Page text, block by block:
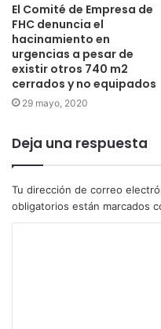
El Comité de Empresa de
FHC denuncia el
hacinamiento en
urgencias a pesar de
existir otros 740 m2
cerrados y no equipados
29 mayo, 2020
Deja una respuesta
Tu dirección de correo
obligatorios están marcados